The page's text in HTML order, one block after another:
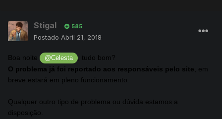
Stigal 585
Postado Abril 21, 2018
Boa noite @Celesta
, tudo bom?
O problema já foi reportado aos responsáveis pelo site , em
breve estará em pleno funcionamento.
Qualquer outro tipo de problema ou dúvida estamos a
disposição.